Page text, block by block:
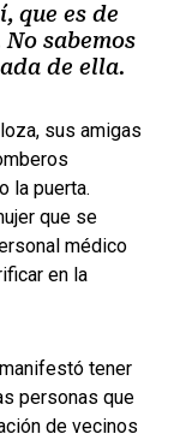
que es de
sabemos
de ella.
sus amigas
la puerta.
que se
médico
en la
tener
personas que
de vecinos